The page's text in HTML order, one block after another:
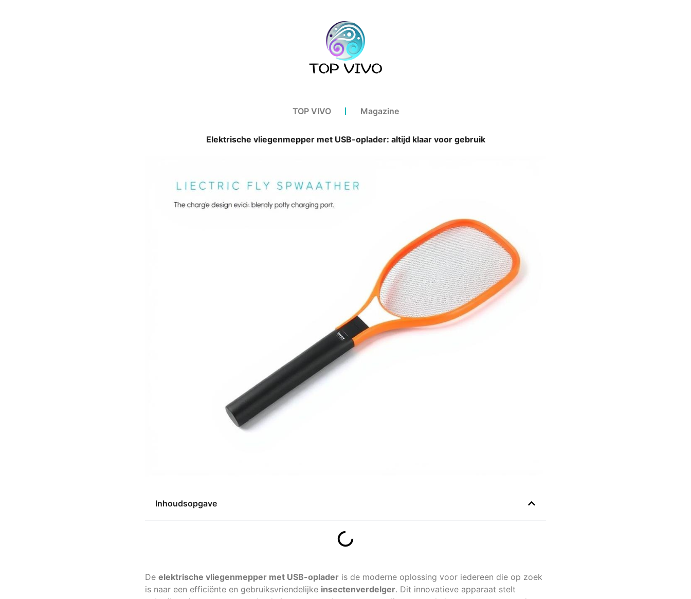
TOP VIVO Magazine
Elektrische vliegenmepper met USB-oplader: altijd klaar voor gebruik
Inhoudsopgave
De elektrische vliegenmepper met USB-oplader is de moderne oplossing voor iedereen die op zoek
is naar een efficiënte en gebruiksvriendelijke insectenverdelger. Dit innovatieve apparaat stelt